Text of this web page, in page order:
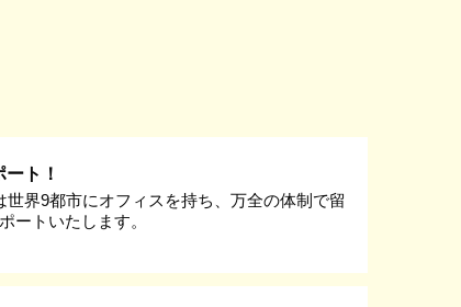
ト！
世界9都市にオフィスを持ち、万全の体制で留
ートいたします。